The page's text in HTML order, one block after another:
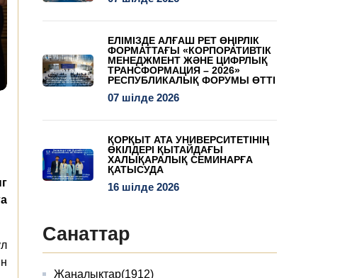
ЕЛІМІЗДЕ АЛҒАШ РЕТ ӨҢІРЛІК
ФОРМАТТАҒЫ «КОРПОРАТИВТІК
МЕНЕДЖМЕНТ ЖӘНЕ ЦИФРЛЫҚ
ТРАНСФОРМАЦИЯ – 2026»
РЕСПУБЛИКАЛЫҚ ФОРУМЫ ӨТТІ
07 шілде 2026
ҚОРҚЫТ АТА УНИВЕРСИТЕТІНІҢ
ӨКІЛДЕРІ ҚЫТАЙДАҒЫ
ХАЛЫҚАРАЛЫҚ СЕМИНАРҒА
ҚАТЫСУДА
16 шілде 2026
Санаттар
Жаңалықтар(1912)